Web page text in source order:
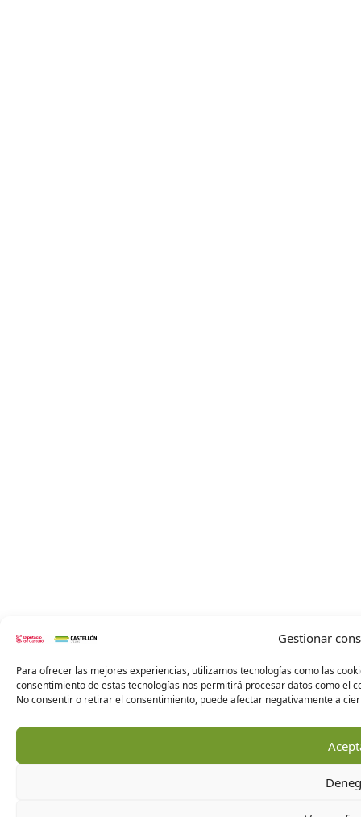
Gestionar
Para ofrecer las mejores experiencias, utilizamos tecnologías como las
consentimiento de estas tecnologías nos permitirá procesar datos como el
No consentir o retirar el consentimiento, puede afectar negativamente a